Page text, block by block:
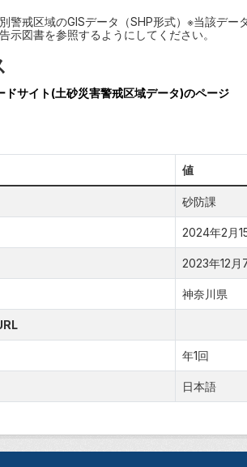
警戒区域のGISデータ（SHP形式）※当該デ
示図書を参照するようにしてください。
ドサイト(土砂災害警戒区域データ)のページ
値
砂防課
2024年2月
2023年12
神奈川県
年1回
日本語